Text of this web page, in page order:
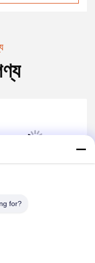
ত্রুটি পরীক্ষার জন্য
অটো ভিজ্যুয়াল পরিদর্শন
for?